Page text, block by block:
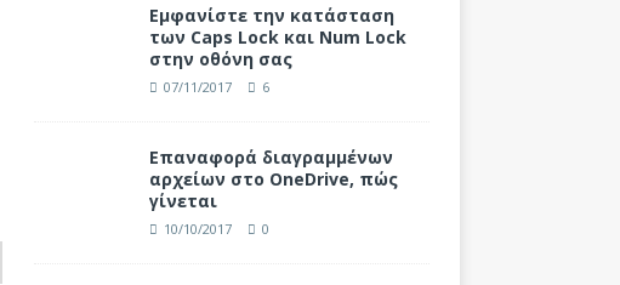
Eμφανίστε την κατάσταση
των Caps Lock και Num Lock
στην οθόνη σας
07/11/2017 6
Επαναφορά διαγραμμένων
αρχείων στο OneDrive, πώς
γίνεται
10/10/2017 0